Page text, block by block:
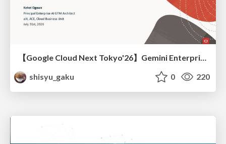
【Google Cloud Next Tokyo'26】Gemini Enterprise と Oracle AI Database で実現する、 業務データ活用を実現する AI エージェント実装
shisyu_gaku
0 220